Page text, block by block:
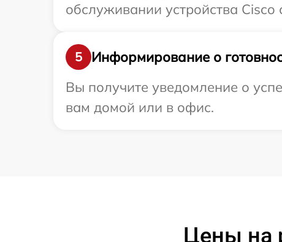
обслуживании устройства Cisco
5
Информирование о
Вы получите уведомление о
вам домой или в офис.
Цены на